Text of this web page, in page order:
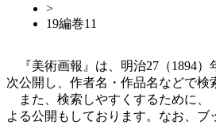
>
19編巻11
『美術画報』は、明治27（1894）
次公開し、作者名・作品名などで検
また、検索しやすくするために、
よる公開もしております。なお、ブ